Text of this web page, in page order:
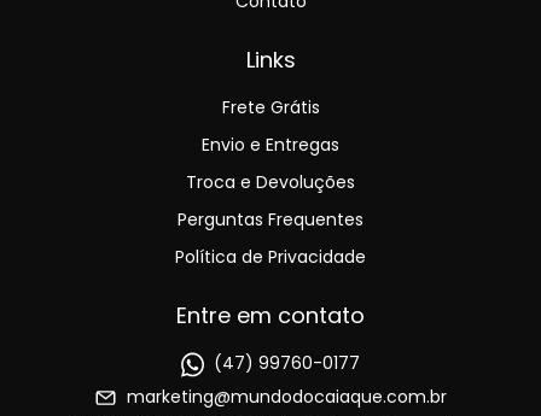
Links
Frete Grátis
Envio e Entregas
Troca e Devoluções
Perguntas Frequentes
Política de Privacidade
Entre em contato
(47) 99760-0177
marketing@mundodocaiaque.com.br